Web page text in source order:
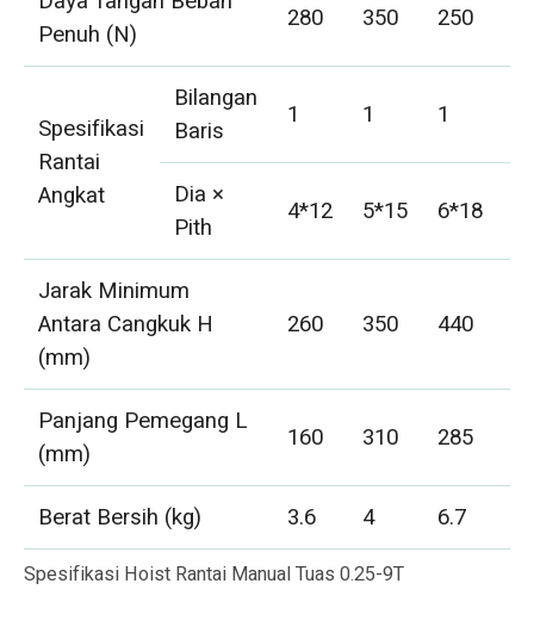
Penuh (N)
280 350 250
Spesifikasi
Rantai
Angkat
Bilangan
Baris
1 1 1
Dia ×
Pith
4*12 5*15 6*18
Jarak Minimum
Antara Cangkuk H
(mm)
260 350 440
Panjang Pemegang L
(mm)
160 310 285
Berat Bersih (kg) 3.6 4 6.7
Spesifikasi Hoist Rantai Manual Tuas 0.25-9T